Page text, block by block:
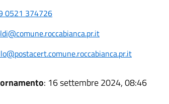
0521 374726
: 16 settembre 2024, 08:46